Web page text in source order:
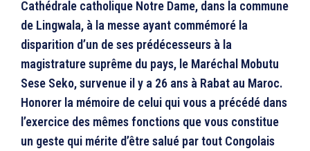
Cathédrale catholique Notre Dame, dans la commune
de Lingwala, à la messe ayant commémoré la
disparition d’un de ses prédécesseurs à la
magistrature suprême du pays, le Maréchal Mobutu
Sese Seko, survenue il y a 26 ans à Rabat au Maroc.
Honorer la mémoire de celui qui vous a précédé dans
l’exercice des mêmes fonctions que vous constitue
un geste qui mérite d’être salué par tout Congolais